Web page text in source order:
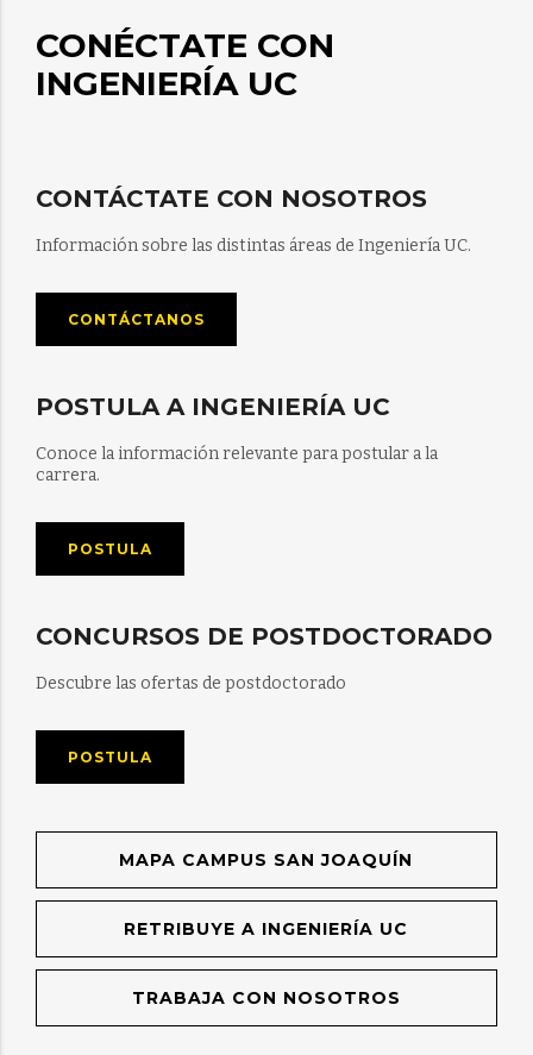
CONÉCTATE CON
INGENIERÍA UC
CONTÁCTATE CON NOSOTROS
Información sobre las distintas áreas de Ingeniería UC.
CONTÁCTANOS
POSTULA A INGENIERÍA UC
Conoce la información relevante para postular a la
carrera.
POSTULA
CONCURSOS DE POSTDOCTORADO
Descubre las ofertas de postdoctorado
POSTULA
MAPA CAMPUS SAN JOAQUÍN
RETRIBUYE A INGENIERÍA UC
TRABAJA CON NOSOTROS